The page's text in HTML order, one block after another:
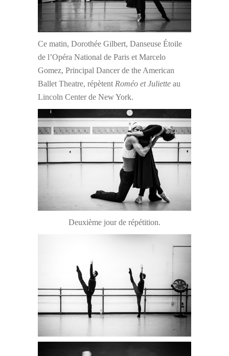
Ce matin, Dorothée Gilbert, Danseuse Étoile
de l’Opéra National de Paris et Marcelo
Gomez, Principal Dancer de the American
Ballet Theatre, répètent Roméo et Juliette au
Lincoln Center de New York.
Deuxième jour de répétition.